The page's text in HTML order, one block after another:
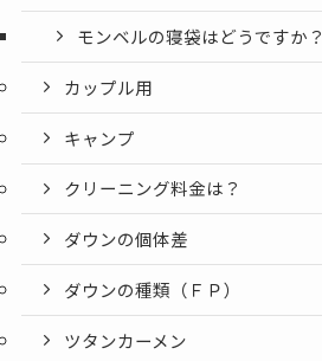
モンベルの寝袋はどうですか？
カップル用
キャンプ
クリーニング料金は？
ダウンの個体差
ダウンの種類（ＦＰ）
ツタンカーメン